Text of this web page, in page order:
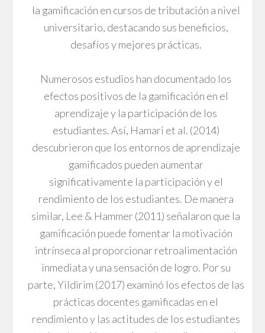
la gamificación en cursos de tributación a nivel
universitario, destacando sus beneficios,
desafíos y mejores prácticas.
Numerosos estudios han documentado los
efectos positivos de la gamificación en el
aprendizaje y la participación de los
estudiantes. Así, Hamari et al. (2014)
descubrieron que los entornos de aprendizaje
gamificados pueden aumentar
significativamente la participación y el
rendimiento de los estudiantes. De manera
similar, Lee & Hammer (2011) señalaron que la
gamificación puede fomentar la motivación
intrínseca al proporcionar retroalimentación
inmediata y una sensación de logro. Por su
parte, Yildirim (2017) examinó los efectos de las
prácticas docentes gamificadas en el
rendimiento y las actitudes de los estudiantes